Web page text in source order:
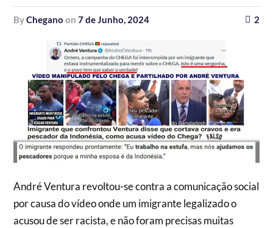
byChegano on7 de Junho, 2024 2
André Ventura revoltou-se contra a comunicação social
por causa do vídeo onde um imigrante legalizado o
acusou de ser racista, e não foram precisas muitas